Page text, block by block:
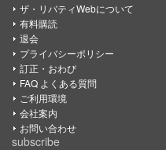
ザ・リバティWebについて
有料購読
退会
プライバシーポリシー
訂正・おわび
FAQ よくある質問
ご利用環境
会社案内
お問い合わせ
subscribe